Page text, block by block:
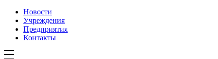
Новости
Учреждения
Предприятия
Контакты